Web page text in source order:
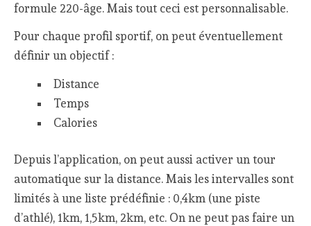
formule 220-âge. Mais tout ceci est personnalisable.
Pour chaque profil sportif, on peut éventuellement
définir un objectif :
Distance
Temps
Calories
Depuis l’application, on peut aussi activer un tour
automatique sur la distance. Mais les intervalles sont
limités à une liste prédéfinie : 0,4km (une piste
d’athlé), 1km, 1,5km, 2km, etc. On ne peut pas faire un